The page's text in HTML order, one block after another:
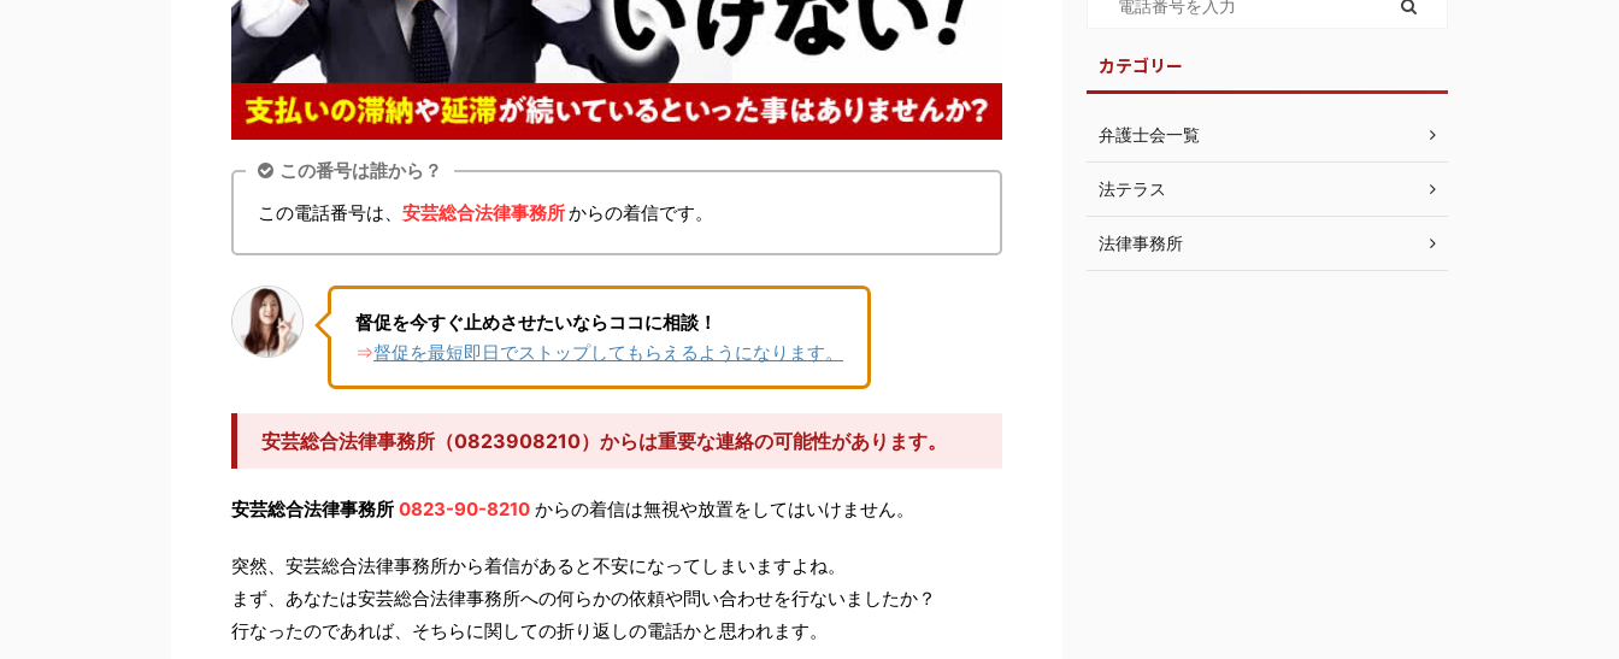
この番号は誰から？
この電話番号は、 安芸総合法律事務所からの着信です。
督促を今すぐ止めさせたいならココに相談！
⇒督促を最短即日でストップしてもらえるようになります。
安芸総合法律事務所（0823908210）からは重要な連絡の可能性があります。
安芸総合法律事務所 0823-90-8210 からの着信は無視や放置をしてはいけません。
突然、安芸総合法律事務所から着信があると不安になってしまいますよね。
まず、あなたは安芸総合法律事務所への何らかの依頼や問い合わせを行ないましたか？
行なったのであれば、そちらに関しての折り返しの電話かと思われます。
カテゴリー
弁護士会一覧
法テラス
法律事務所